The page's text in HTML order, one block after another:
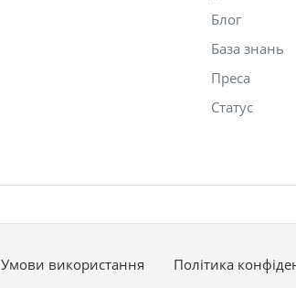
Блог
База знань
Преса
Статус
Умови використання Політика